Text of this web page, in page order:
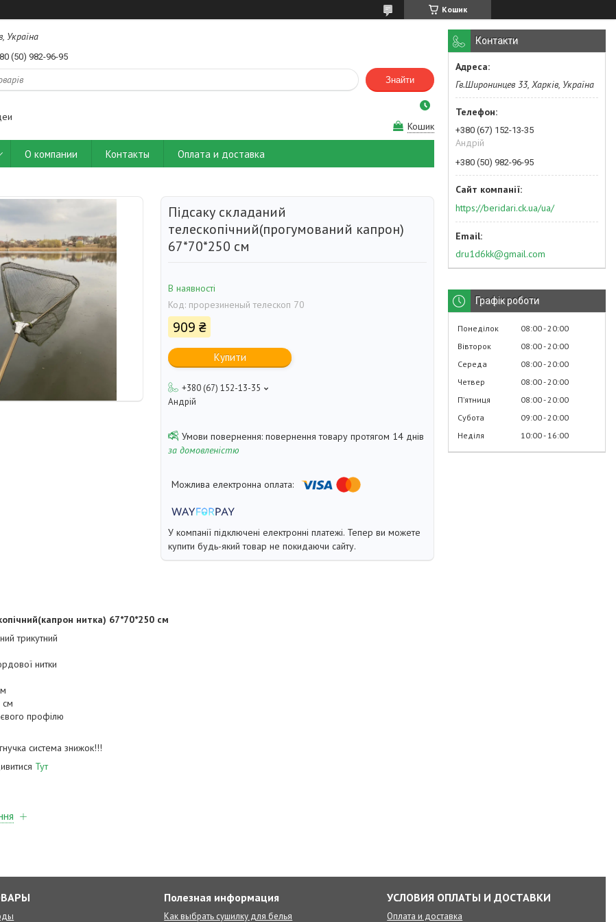
Кошик
Україна
(50) 982-96-95
Знайти
Кошик
О компании Контакты Оплата и доставка
Підсаку складаний
телескопічний(прогумований капрон)
67*70*250 см
В наявності
Код: прорезиненый телескоп 70
909 ₴
Купити
+380 (67) 152-13-35
Андрій
повернення товару протягом 14 днів
за домовленістю
У компанії підключені електронні платежі. Тепер ви можете
купити будь-який товар не покидаючи сайту.
нитка) 67*70*250 см
трикутний
нитки
профілю
система знижок!!!
Тут
Контакти
Гв.Широнинцев 33, Харків, Україна
+380 (67) 152-13-35
Андрій
+380 (50) 982-96-95
https://beridari.ck.ua/ua/
dru1d6kk@gmail.com
Графік роботи
Понеділок 08:00 20:00
Вівторок
08:00 20:00
Середа
08:00 20:00
Четвер
08:00 20:00
Пʼятниця
08:00 20:00
Субота
09:00 20:00
Неділя
10:00 16:00
Полезная информация
Как выбрать сушилку для белья
УСЛОВИЯ ОПЛАТЫ И ДОСТАВКИ
Оплата и доставка